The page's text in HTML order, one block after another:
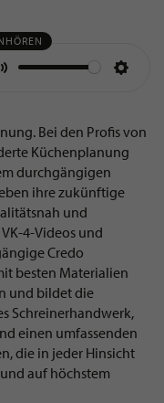
Bei den Profis von
Küchenplanung
durchgängigen
ihre zukünftige
und
4-Videos und
Credo
besten Materialien
und bildet die
Schreinerhandwerk,
einen umfassenden
die in jeder Hinsicht
auf höchstem